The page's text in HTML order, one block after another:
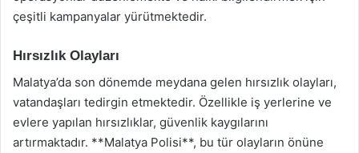
çeşitli kampanyalar yürütmektedir.
Hırsızlık Olayları
Malatya’da son dönemde meydana gelen hırsızlık olayları,
vatandaşları tedirgin etmektedir. Özellikle iş yerlerine ve
evlere yapılan hırsızlıklar, güvenlik kaygılarını
artırmaktadır. **Malatya Polisi**, bu tür olayların önüne